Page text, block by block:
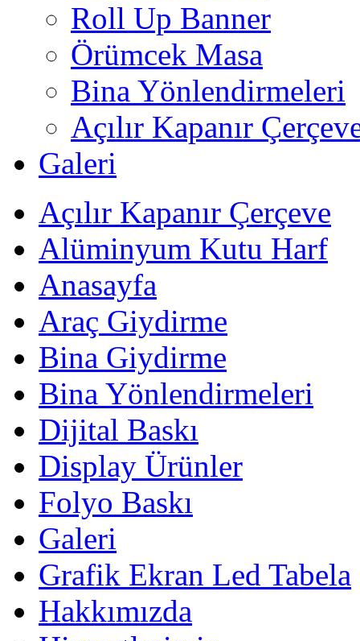
Roll Up Banner
Örümcek Masa
Bina Yönlendirmeleri
Açılır Kapanır
Galeri
Açılır Kapanır Çerçeve
Alüminyum Kutu Harf
Anasayfa
Araç Giydirme
Bina Giydirme
Bina Yönlendirmeleri
Dijital Baskı
Display Ürünler
Folyo Baskı
Galeri
Grafik Ekran Led Tabela
Hakkımızda